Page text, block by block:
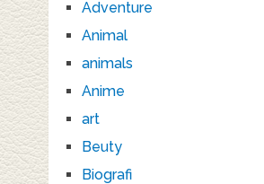
Adventure
Animal
animals
Anime
art
Beuty
Biografi